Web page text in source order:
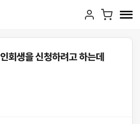
회생을 신청하려고 하는데